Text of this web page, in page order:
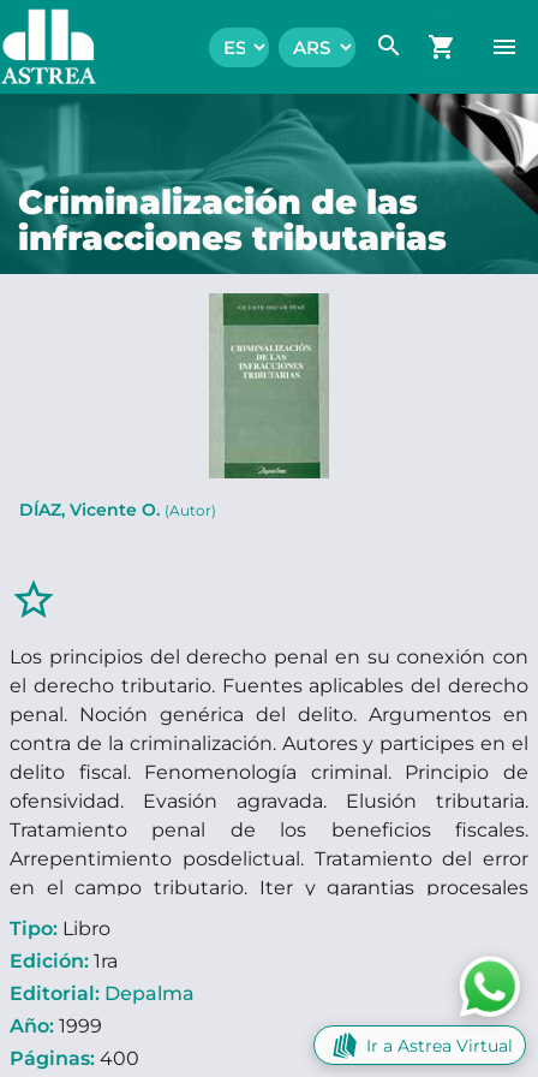
search shopping_cart menu
Criminalización de las
infracciones tributarias
DÍAZ, Vicente O. (Autor)
star_border
Los principios del derecho penal en su conexión con
el derecho tributario. Fuentes aplicables del derecho
penal. Noción genérica del delito. Argumentos en
contra de la criminalización. Autores y participes en el
delito fiscal. Fenomenología criminal. Principio de
ofensividad. Evasión agravada. Elusión tributaria.
Tratamiento penal de los beneficios fiscales.
Arrepentimiento posdelictual. Tratamiento del error
en el campo tributario. Iter y garantias procesales
penales. Enfoque económico de la evasión. Función
de utilidad de la evasión en su conexión con el delito
tributario. Infracciones no criminalizadas. Sancion de
clausura. Sancion al consumidor final. El mercado
comun como factor criminógeno.
Tipo: Libro
Edición: 1ra
Editorial: Depalma
Año: 1999
Páginas: 400
Ir a Astrea Virtual